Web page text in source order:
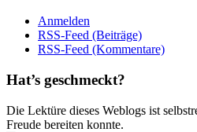
Anmelden
RSS-Feed (Beiträge)
RSS-Feed (Kommentare)
Hat’s ge­schmeckt?
Die Lektüre dieses Weblogs ist
Freude bereiten konnte.